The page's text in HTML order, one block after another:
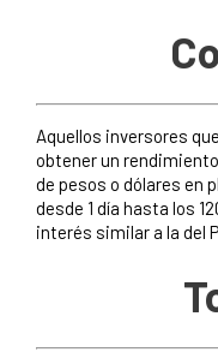
Aquellos inversores
obtener un
de pesos o dólares en
desde 1 día hasta los
interés similar a la del